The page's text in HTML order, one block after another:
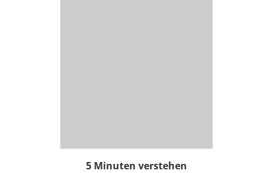
5 Minuten verstehen